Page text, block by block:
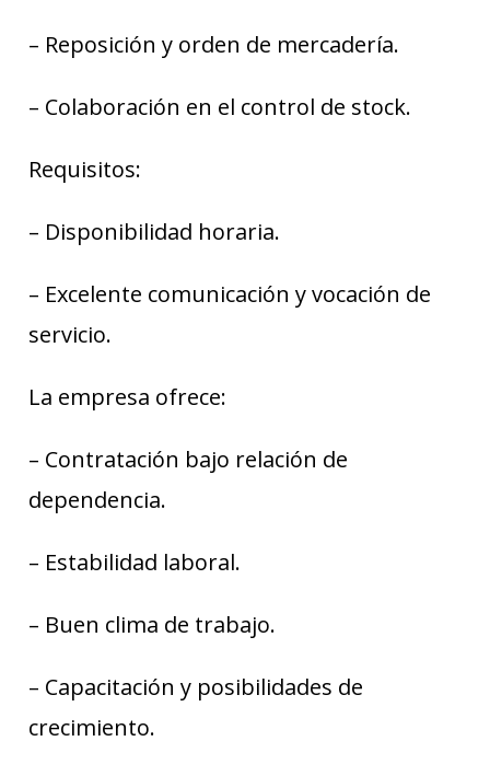
– Reposición y orden de mercadería.
– Colaboración en el control de stock.
Requisitos:
– Disponibilidad horaria.
– Excelente comunicación y vocación de
servicio.
La empresa ofrece:
– Contratación bajo relación de
dependencia.
– Estabilidad laboral.
– Buen clima de trabajo.
– Capacitación y posibilidades de
crecimiento.